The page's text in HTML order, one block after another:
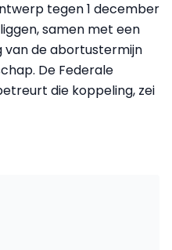
tegen 1 december
samen met een
van de abortustermijn
De Federale
die koppeling, zei